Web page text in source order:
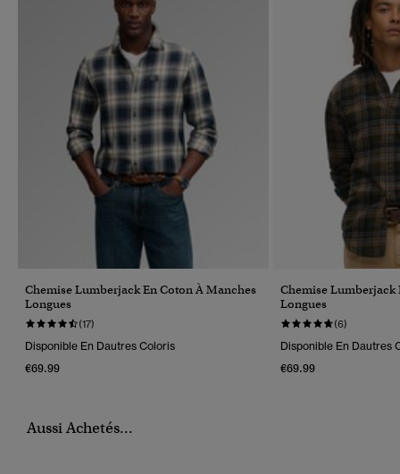
Chemise Lumberjack En Coton À Manches
Longues
(17)
Disponible En Dautres Coloris
€69.99
Chemise Lumberjack
Longues
(6)
Disponible En Dautres
€69.99
Aussi Achetés...